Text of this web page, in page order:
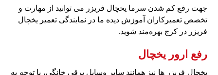
جهت رفع کم شدن سرما یخچال فریزر می‌ توانید از مهارت و
تخصص تعمیرکاران آموزش دیده ما در نمایندگی تعمیر یخچال
فریزر در کرج بهره‌مند شوید.
رفع ارور یخچال
یخچال فریزر ها نیز همانند سایر وسایل برقی خانگی، با توجه به